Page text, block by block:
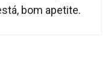
bom apetite.